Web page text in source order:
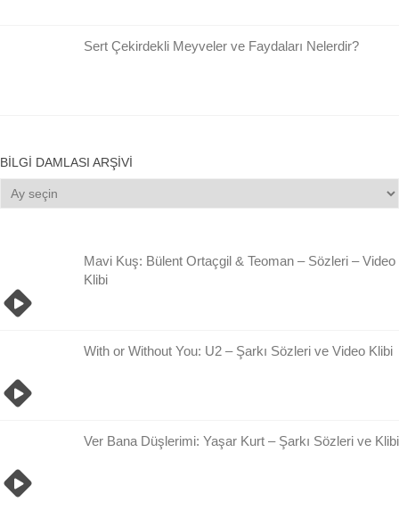
Sert Çekirdekli Meyveler ve Faydaları Nelerdir?
BILGI DAMLASI ARŞIVI
Bilgi
Damlası
Mavi Kuş: Bülent Ortaçgil & Teoman – Sözleri – Video
Klibi
With or Without You: U2 – Şarkı Sözleri ve Video Klibi
Ver Bana Düşlerimi: Yaşar Kurt – Şarkı Sözleri ve Klibi